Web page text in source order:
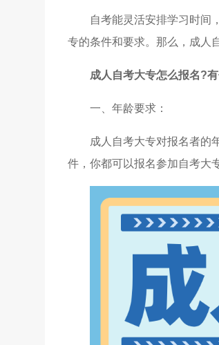
自考能灵活安排学习时间
专的条件和要求。那么，成人
成人自考大专怎么报名?
一、年龄要求：
成人自考大专对报名者的
件，你都可以报名参加自考大